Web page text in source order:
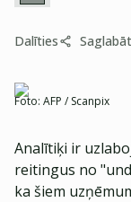
Dalīties Saglabāt
Foto: AFP / Scanpix
Analītiķi ir
reitingus no
ka šiem